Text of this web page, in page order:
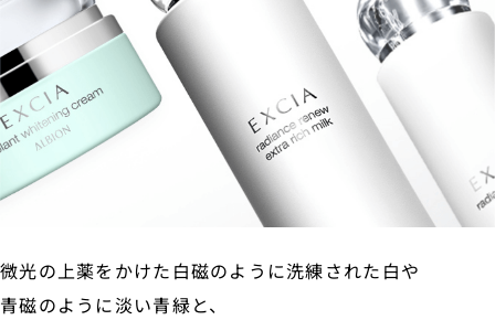
微光の上薬をかけた白磁のように洗練された白や
青磁のように淡い青緑と、